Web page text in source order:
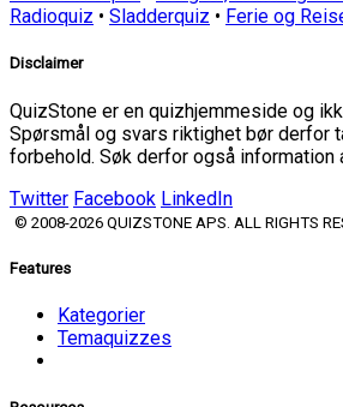
Radioquiz • Sladderquiz • Ferie og
Disclaimer
QuizStone er en quizhjemmeside og
Spørsmål og svars riktighet bør derfor
forbehold. Søk derfor også information
Twitter Facebook LinkedIn
© 2008-2026 QUIZSTONE APS. ALL RIGHTS
Features
Kategorier
Temaquizzes